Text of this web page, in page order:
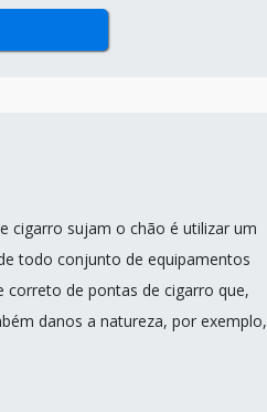
cigarro sujam o chão é utilizar um
todo conjunto de equipamentos
correto de pontas de cigarro que,
danos a natureza, por exemplo,